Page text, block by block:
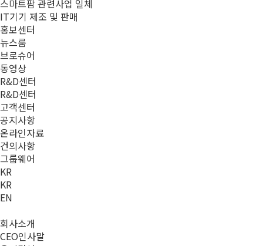
스마트팜 관련사업 일체
IT기기 제조 및 판매
홍보센터
뉴스룸
브로슈어
동영상
R&D센터
R&D센터
고객센터
공지사항
온라인자료
건의사항
그룹웨어
KR
KR
EN
회사소개
CEO인사말